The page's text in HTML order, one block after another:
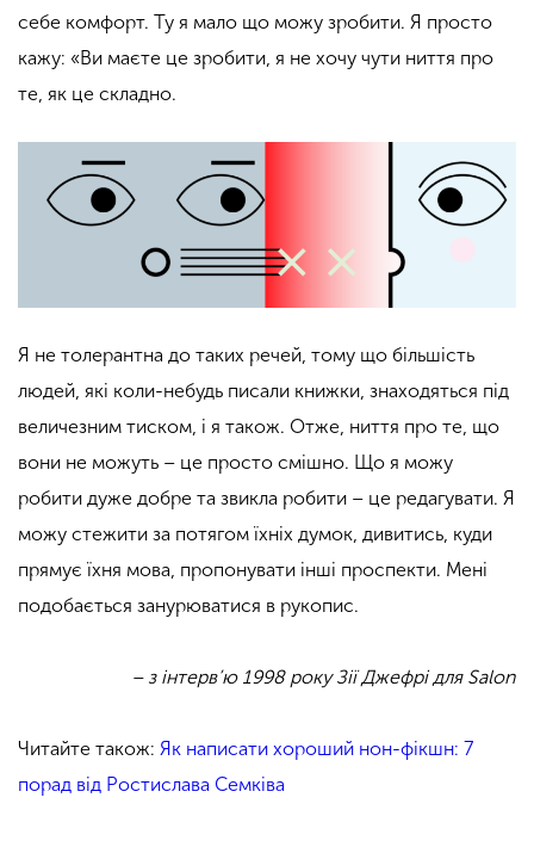
себе комфорт. Ту я мало що можу зробити. Я просто
кажу: «Ви маєте це зробити, я не хочу чути ниття про
те, як це складно.
Я не толерантна до таких речей, тому що більшість
людей, які коли-небудь писали книжки, знаходяться під
величезним тиском, і я також. Отже, ниття про те, що
вони не можуть – це просто смішно. Що я можу
робити дуже добре та звикла робити – це редагувати. Я
можу стежити за потягом їхніх думок, дивитись, куди
прямує їхня мова, пропонувати інші проспекти. Мені
подобається занурюватися в рукопис.
– з інтерв’ю 1998 року Зії Джефрі для Salon
Читайте також: Як написати хороший нон-фікшн: 7
порад від Ростислава Семківа